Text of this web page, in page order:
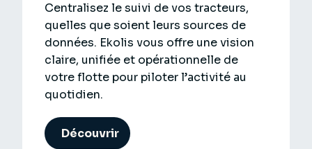
Centralisez le suivi de vos tracteurs,
quelles que soient leurs sources de
données. Ekolis vous offre une vision
claire, unifiée et opérationnelle de
votre flotte pour piloter l’activité au
quotidien.
Découvrir